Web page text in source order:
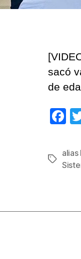
sacó
de
F
c
e
o
Etiquetas
alias